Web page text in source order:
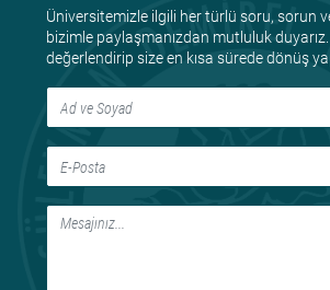
Üniversitemizle ilgili her türlü soru, sorun
bizimle paylaşmanızdan mutluluk
değerlendirip size en kısa sürede dönüş